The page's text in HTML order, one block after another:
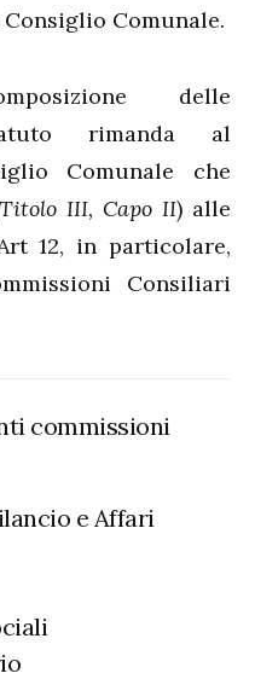
Comunale.
delle
rimanda al
Comunale che
III, Capo II) alle
12, in particolare,
Consiliari
commissioni
e Affari